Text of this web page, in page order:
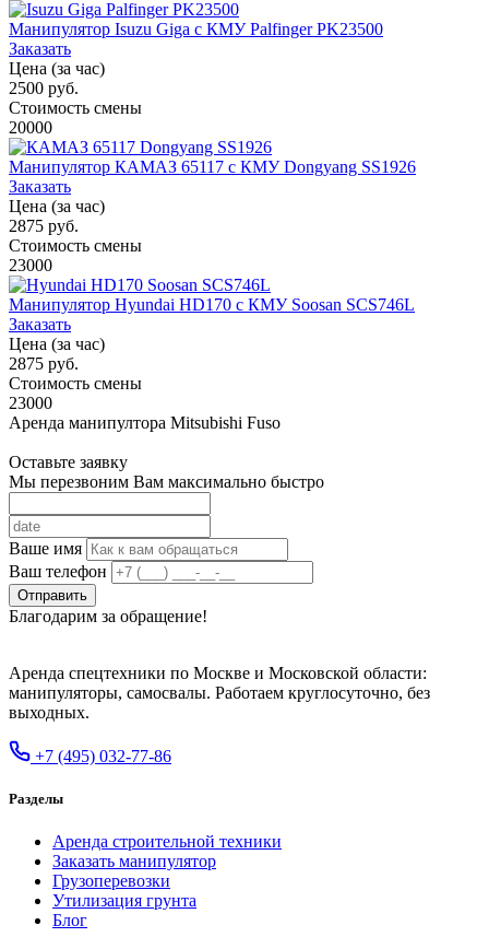
Манипулятор Isuzu Giga с КМУ Palfinger PK23500
Заказать
Цена (за час)
2500 руб.
Стоимость смены
20000
Манипулятор КАМАЗ 65117 с КМУ Dongyang SS1926
Заказать
Цена (за час)
2875 руб.
Стоимость смены
23000
Манипулятор Hyundai HD170 с КМУ Soosan SCS746L
Заказать
Цена (за час)
2875 руб.
Стоимость смены
23000
Аренда манипултора Mitsubishi Fuso
Оставьте заявку
Мы перезвоним Вам максимально быстро
Ваше имя
Ваш телефон
Отправить
Благодарим за обращение!
Аренда спецтехники по Москве и Московской области:
манипуляторы, самосвалы. Работаем круглосуточно, без
выходных.
+7 (495) 032-77-86
Разделы
Аренда строительной техники
Заказать манипулятор
Грузоперевозки
Утилизация грунта
Блог